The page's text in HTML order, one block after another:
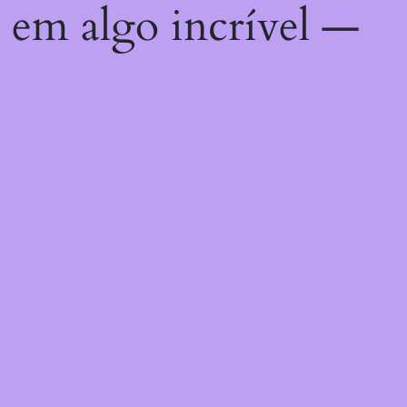
em algo incrível —